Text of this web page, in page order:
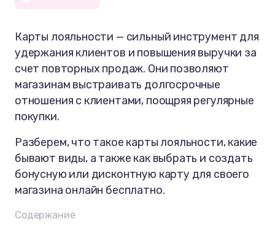
Карты лояльности — сильный инструмент для
удержания клиентов и повышения выручки за
счет повторных продаж. Они позволяют
магазинам выстраивать долгосрочные
отношения с клиентами, поощряя регулярные
покупки.
Разберем, что такое карты лояльности, какие
бывают виды, а также как выбрать и создать
бонусную или дисконтную карту для своего
магазина онлайн бесплатно.
Содержание